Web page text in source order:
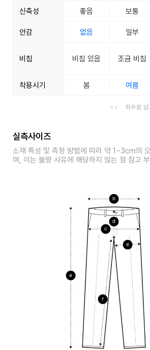
신축성 좋음 보통
안감 없음 일부
비침 비침 있음 조금 비침
착용시기 봄 여름
좌우로
실측사이즈
소재 특성 및 측정 방법에 따라 약 1~3cm의
며, 이는 불량 사유에 해당하지 않는 점 참고